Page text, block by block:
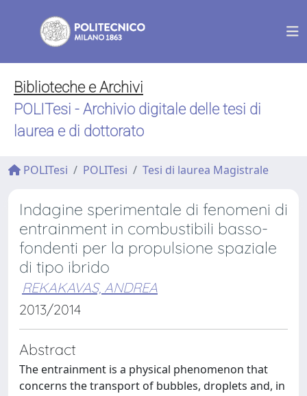
Biblioteche e Archivi
POLITesi - Archivio digitale delle tesi di
laurea e di dottorato
POLITesi POLITesi Tesi di laurea Magistrale
Indagine sperimentale di fenomeni di
entrainment in combustibili basso-
fondenti per la propulsione spaziale
di tipo ibrido
REKAKAVAS, ANDREA
2013/2014
Abstract
The entrainment is a physical phenomenon that
concerns the transport of bubbles, droplets and, in